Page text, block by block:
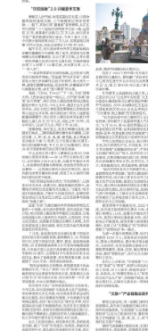
溯源中国
会展
悦读
亚太网 上
地方频道
北京
辽宁
浙江